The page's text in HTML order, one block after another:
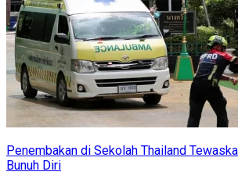
Penembakan di Sekolah Thailand
Bunuh Diri